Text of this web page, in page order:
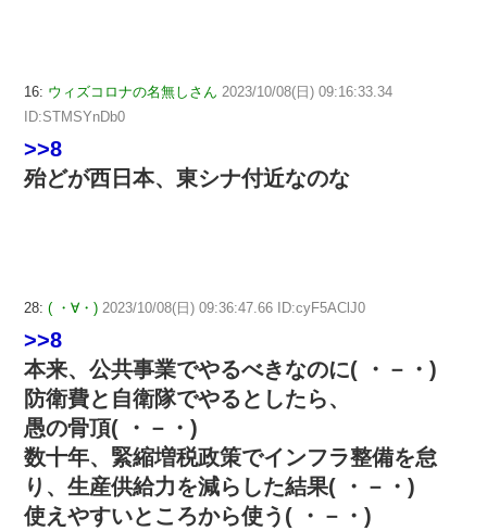
16: ウィズコロナの名無しさん 2023/10/08(日) 09:16:33.34
ID:STMSYnDb0
>>8
殆どが西日本、東シナ付近なのな
28: ( ・∀・) 2023/10/08(日) 09:36:47.66 ID:cyF5AClJ0
>>8
本来、公共事業でやるべきなのに( ・－・)
防衛費と自衛隊でやるとしたら、
愚の骨頂( ・－・)
数十年、緊縮増税政策でインフラ整備を怠
り、生産供給力を減らした結果( ・－・)
使えやすいところから使う( ・－・)